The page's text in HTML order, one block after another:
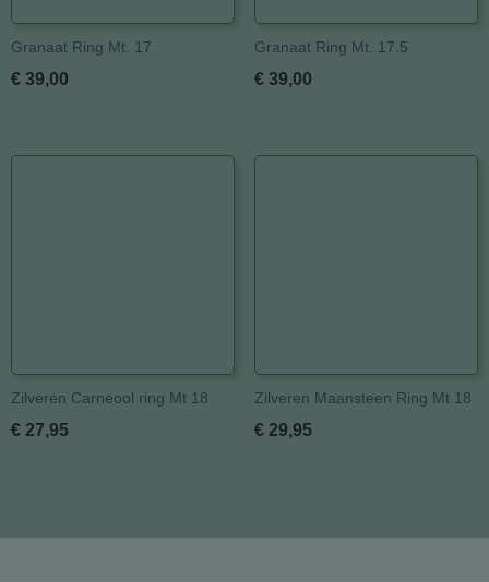
Granaat Ring Mt. 17
€ 39,00
Granaat Ring Mt. 17.5
€ 39,00
Zilveren Carneool ring Mt 18
€ 27,95
Zilveren Maansteen Ring Mt 18
€ 29,95